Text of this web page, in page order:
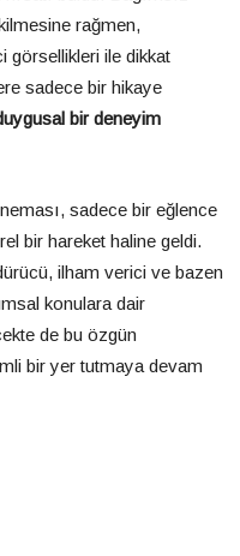
rağmen,
görsellikleri ile dikkat
sadece bir hikaye
bir deneyim
sadece bir eğlence
bir hareket haline geldi.
ilham verici ve bazen
konulara dair
de bu özgün
bir yer tutmaya devam